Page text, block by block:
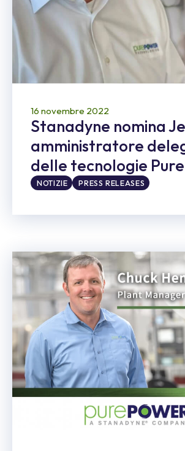
16 novembre 2022
Stanadyne nomina
amministratore
delle tecnologie
NOTIZIE PRESS RELEASES